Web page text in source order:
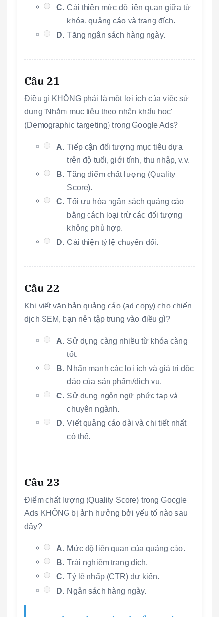
C. Cải thiện mức độ liên quan giữa từ
khóa, quảng cáo và trang đích.
D. Tăng ngân sách hàng ngày.
Câu 21
Điều gì KHÔNG phải là một lợi ích của việc sử
dụng 'Nhắm mục tiêu theo nhân khẩu học'
(Demographic targeting) trong Google Ads?
A. Tiếp cận đối tượng mục tiêu dựa
trên độ tuổi, giới tính, thu nhập, v.v.
B. Tăng điểm chất lượng (Quality
Score).
C. Tối ưu hóa ngân sách quảng cáo
bằng cách loại trừ các đối tượng
không phù hợp.
D. Cải thiện tỷ lệ chuyển đổi.
Câu 22
Khi viết văn bản quảng cáo (ad copy) cho chiến
dịch SEM, bạn nên tập trung vào điều gì?
A. Sử dụng càng nhiều từ khóa càng
tốt.
B. Nhấn mạnh các lợi ích và giá trị độc
đáo của sản phẩm/dịch vụ.
C. Sử dụng ngôn ngữ phức tạp và
chuyên ngành.
D. Viết quảng cáo dài và chi tiết nhất
có thể.
Câu 23
Điểm chất lượng (Quality Score) trong Google
Ads KHÔNG bị ảnh hưởng bởi yếu tố nào sau
đây?
A. Mức độ liên quan của quảng cáo.
B. Trải nghiệm trang đích.
C. Tỷ lệ nhấp (CTR) dự kiến.
D. Ngân sách hàng ngày.